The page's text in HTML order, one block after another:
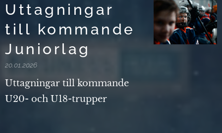
Uttagningar
till kommande
Juniorlag
20.01.2026
Uttagningar till kommande
U20- och U18-trupper